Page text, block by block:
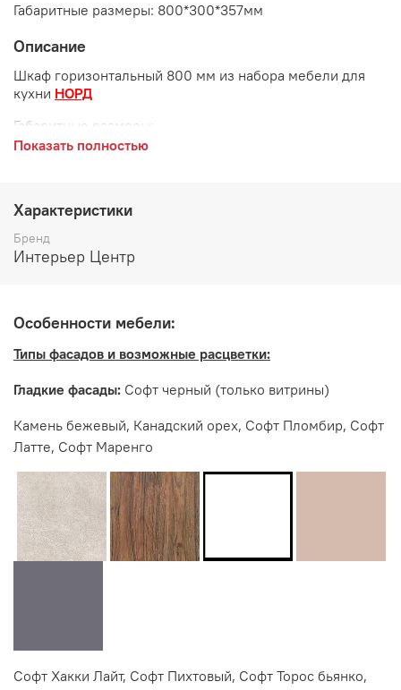
Габаритные размеры: 800*300*357мм
Описание
Шкаф горизонтальный 800 мм из набора мебели для
кухни НОРД
Габаритные размеры:
высота 357 мм
Мебельная фабрика ИНТЕРЬЕР ЦЕНТР
Показать полностью
Характеристики
Бренд
Интерьер Центр
Особенности мебели:
Типы фасадов и возможные расцветки:
Гладкие фасады: Софт черный (только витрины)
Камень бежевый, Канадский орех, Софт Пломбир, Софт
Латте, Софт Маренго
Софт Хакки Лайт, Софт Пихтовый, Софт Торос бьянко,